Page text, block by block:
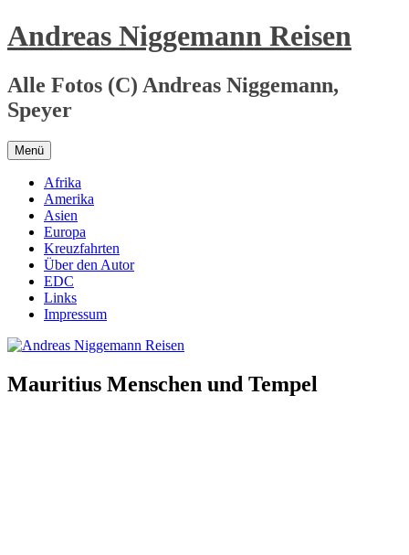
Zum
Inhalt
Andreas Niggemann Reisen
Alle Fotos (C) Andreas Niggemann,
Speyer
Menü
Afrika
Amerika
Asien
Europa
Kreuzfahrten
Über den Autor
EDC
Links
Impressum
Mauritius Menschen und Tempel